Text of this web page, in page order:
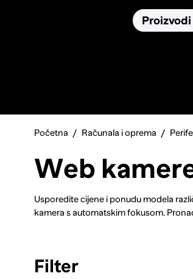
Proizvodi
Početna Računala i oprema
Web
Usporedite cijene i ponudu modela
kamera s automatskim fokusom.
Filter